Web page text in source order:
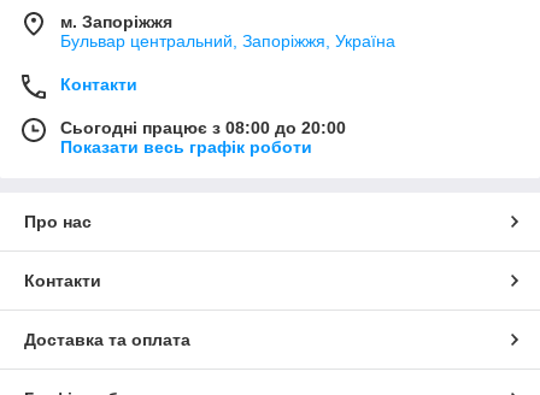
м. Запоріжжя
Бульвар центральний, Запоріжжя, Україна
Контакти
Сьогодні працює з 08:00 до 20:00
Показати весь графік роботи
Про нас
Контакти
Доставка та оплата